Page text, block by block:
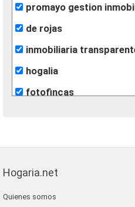
promayo gestion
de rojas
inmobiliaria
hogalia
fotofincas
grupo extra
gilmar
Hogaria.net
Quienes somos